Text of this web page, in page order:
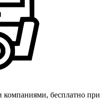
бесплатно при